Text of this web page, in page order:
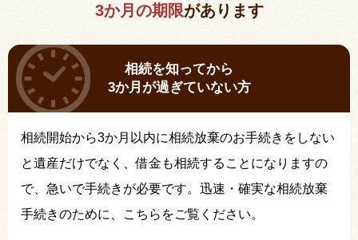
3か月の期限があります
相続を知ってから
3か月が過ぎていない方
相続開始から3か月以内に相続放棄のお手続きをしない
と遺産だけでなく、借金も相続することになりますの
で、急いで手続きが必要です。迅速・確実な相続放棄
手続きのために、こちらをご覧ください。